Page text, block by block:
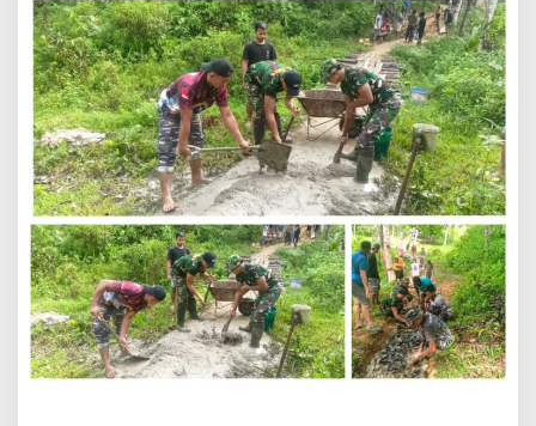
a
s
R
I
-
M
a
l
a
y
s
i
a
Y
o
n
a
r